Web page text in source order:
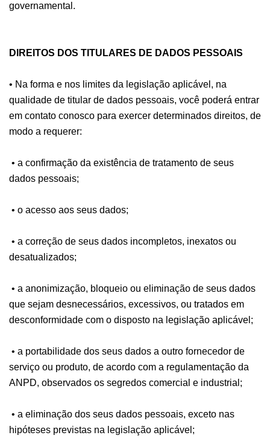
governamental.
DIREITOS DOS TITULARES DE DADOS PESSOAIS
• Na forma e nos limites da legislação aplicável, na
qualidade de titular de dados pessoais, você poderá entrar
em contato conosco para exercer determinados direitos, de
modo a requerer:
• a confirmação da existência de tratamento de seus
dados pessoais;
• o acesso aos seus dados;
• a correção de seus dados incompletos, inexatos ou
desatualizados;
• a anonimização, bloqueio ou eliminação de seus dados
que sejam desnecessários, excessivos, ou tratados em
desconformidade com o disposto na legislação aplicável;
• a portabilidade dos seus dados a outro fornecedor de
serviço ou produto, de acordo com a regulamentação da
ANPD, observados os segredos comercial e industrial;
• a eliminação dos seus dados pessoais, exceto nas
hipóteses previstas na legislação aplicável;